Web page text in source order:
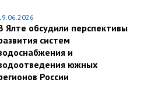
Ялте обсудили перспективы
систем
и
южных
России